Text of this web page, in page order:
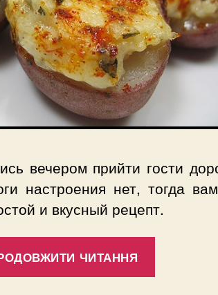
вечером прийти гости
настроения нет, тогда
и вкусный рецепт.
ЧИТАННЯ